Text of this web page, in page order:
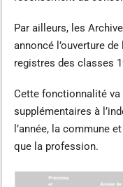
Par ailleurs, les
annoncé l’ouverture
registres des classes
Cette fonctionnalité va
supplémentaires à
l’année, la commune
que la profession.